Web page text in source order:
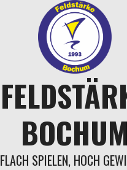
BOCHUM
FLACH SPIELEN, HOCH